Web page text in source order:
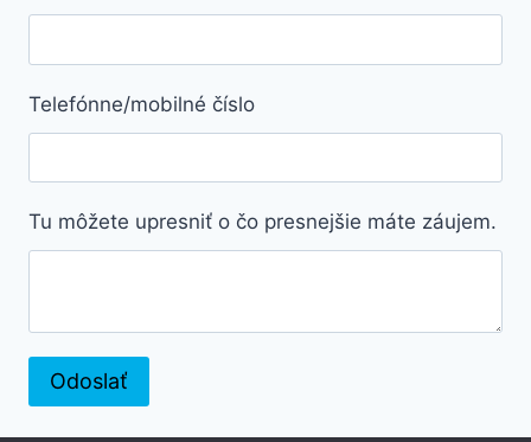
Telefónne/mobilné číslo
Tu môžete upresniť o čo presnejšie máte záujem.
Odoslať